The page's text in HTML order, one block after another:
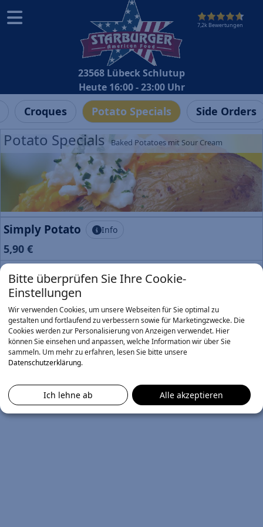
7,2k Bewertungen
23568 Lübeck Schlutup
Heute 16:00 - 23:00 Uhr
Croques Potato Specials Side Orders
Potato Specials Baked Potatoes mit Sour Cream
Simply Potato Info
5,90 €
Little Richard Info
mit Mais, Tomaten und Paprika
6,50 €
Chuck Berry Info
mit Hähnchenbrustfiletstreifen
6,90 €
Bitte überprüfen Sie Ihre Cookie-
Einstellungen
Wir verwenden Cookies, um unsere Webseiten für Sie optimal zu
gestalten und fortlaufend zu verbessern sowie für Marketingzwecke. Die
Cookies werden zur Personalisierung von Anzeigen verwendet. Hier
können Sie einsehen und anpassen, welche Information wir über Sie
sammeln. Um mehr zu erfahren, lesen Sie bitte unsere
Datenschutzerklärung.
Ich lehne ab Alle akzeptieren